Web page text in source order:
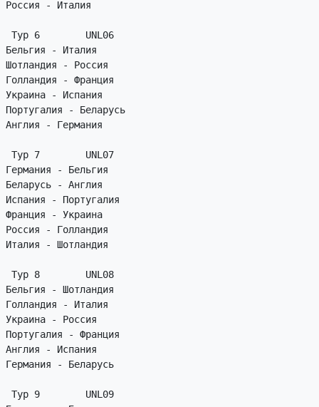
Россия - Италия
Тур 6        UNL06
Бельгия - Италия
Шотландия - Россия
Голландия - Франция
Украина - Испания
Португалия - Беларусь
Англия - Германия
Тур 7        UNL07
Германия - Бельгия
Беларусь - Англия
Испания - Португалия
Франция - Украина
Россия - Голландия
Италия - Шотландия
Тур 8        UNL08
Бельгия - Шотландия
Голландия - Италия
Украина - Россия
Португалия - Франция
Англия - Испания
Германия - Беларусь
Тур 9        UNL09